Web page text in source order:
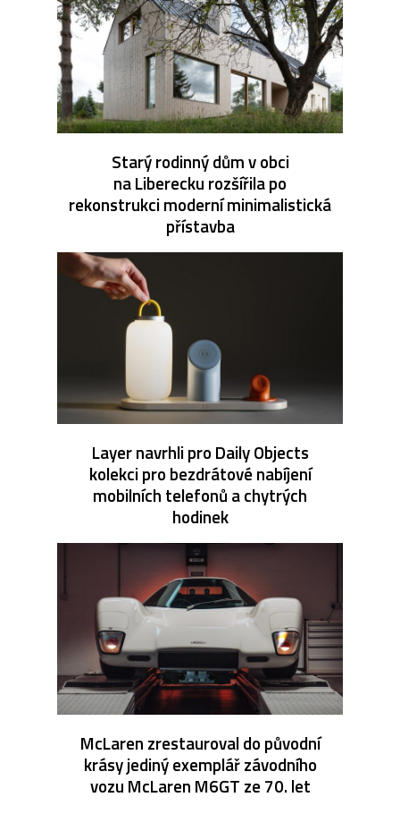
Starý rodinný dům v obci
na Liberecku rozšířila po
rekonstrukci moderní minimalistická
přístavba
Layer navrhli pro Daily Objects
kolekci pro bezdrátové nabíjení
mobilních telefonů a chytrých
hodinek
McLaren zrestauroval do původní
krásy jediný exemplář závodního
vozu McLaren M6GT ze 70. let